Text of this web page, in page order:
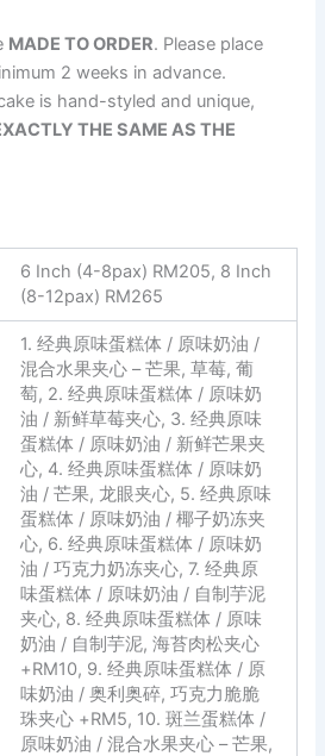
MADE TO ORDER. Please place
2 weeks in advance.
is hand-styled and unique,
THE SAME AS THE
6 Inch (4-8pax) RM205, 8 Inch
(8-12pax) RM265
1. 经典原味蛋糕体 / 原味奶油 /
混合水果夹心 – 芒果, 草莓, 葡
萄, 2. 经典原味蛋糕体 / 原味奶
油 / 新鲜草莓夹心, 3. 经典原味
蛋糕体 / 原味奶油 / 新鲜芒果夹
心, 4. 经典原味蛋糕体 / 原味奶
油 / 芒果, 龙眼夹心, 5. 经典原味
蛋糕体 / 原味奶油 / 椰子奶冻夹
心, 6. 经典原味蛋糕体 / 原味奶
油 / 巧克力奶冻夹心, 7. 经典原
味蛋糕体 / 原味奶油 / 自制芋泥
夹心, 8. 经典原味蛋糕体 / 原味
奶油 / 自制芋泥, 海苔肉松夹心
+RM10, 9. 经典原味蛋糕体 / 原
味奶油 / 奥利奥碎, 巧克力脆脆
珠夹心 +RM5, 10. 斑兰蛋糕体 /
原味奶油 / 混合水果夹心 – 芒果,